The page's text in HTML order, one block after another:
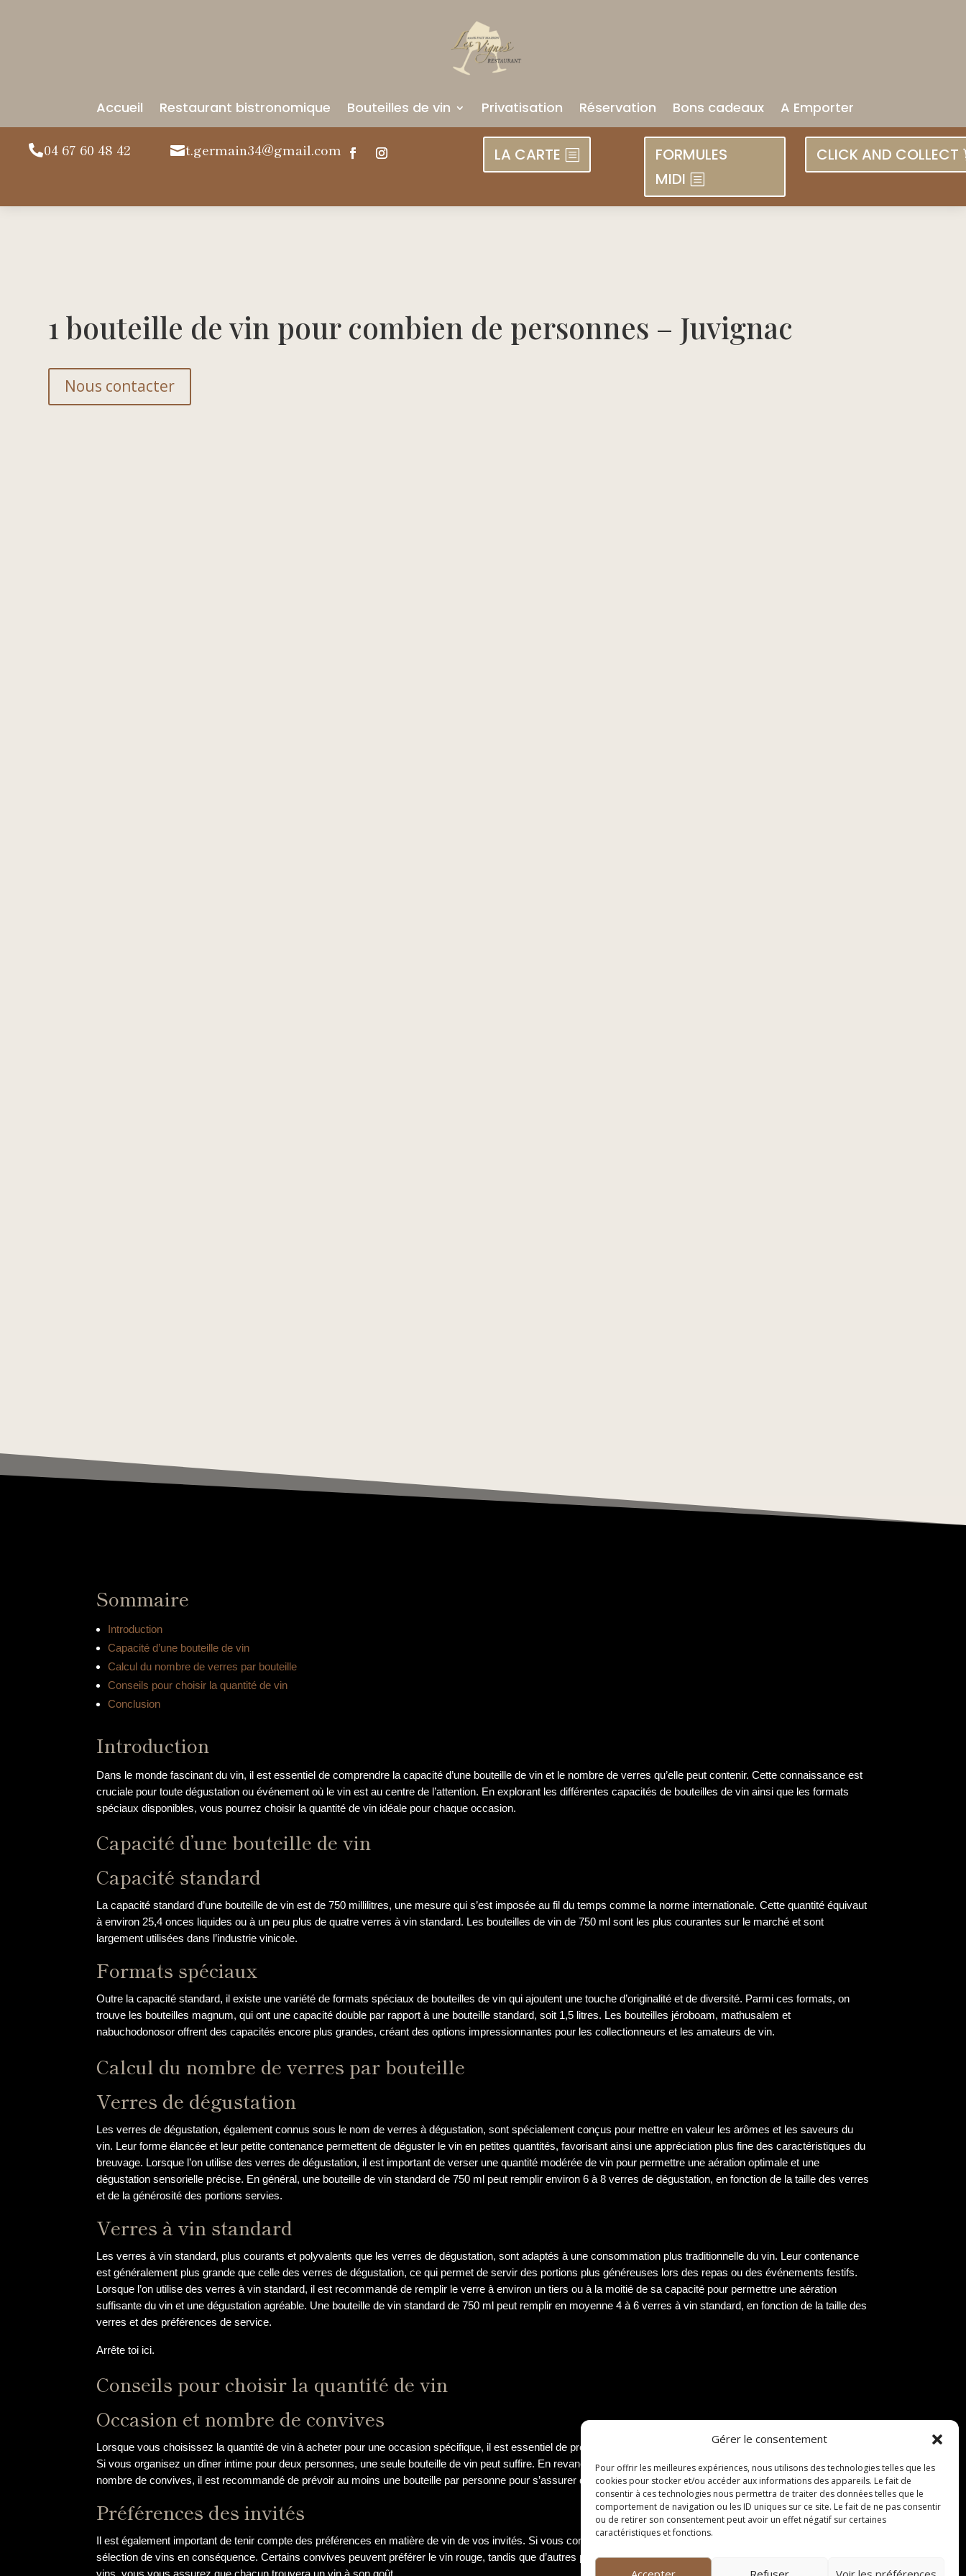
Gérer le consentement
Pour offrir les meilleures expériences, nous utilisons des technologies telles que les
cookies pour stocker et/ou accéder aux informations des appareils. Le fait de
consentir à ces technologies nous permettra de traiter des données telles que le
comportement de navigation ou les ID uniques sur ce site. Le fait de ne pas consentir
ou de retirer son consentement peut avoir un effet négatif sur certaines
caractéristiques et fonctions.
Accueil Restaurant bistronomique Bouteilles de vin Privatisation Réservation Bons cadeaux A Emporter
04 67 60 48 42 t.germain34@gmail.com LA CARTE
FORMULES
MIDI
CLICK AND COLLECT
1 bouteille de vin pour combien de personnes – Juvignac
Nous contacter
Sommaire
Introduction
Capacité d’une bouteille de vin
Calcul du nombre de verres par bouteille
Conseils pour choisir la quantité de vin
Conclusion
Introduction
Dans le monde fascinant du vin, il est essentiel de comprendre la capacité d’une bouteille de vin et le nombre de verres qu’elle peut contenir. Cette connaissance est
cruciale pour toute dégustation ou événement où le vin est au centre de l’attention. En explorant les différentes capacités de bouteilles de vin ainsi que les formats
spéciaux disponibles, vous pourrez choisir la quantité de vin idéale pour chaque occasion.
Capacité d’une bouteille de vin
Capacité standard
La capacité standard d’une bouteille de vin est de 750 millilitres, une mesure qui s’est imposée au fil du temps comme la norme internationale. Cette quantité équivaut
à environ 25,4 onces liquides ou à un peu plus de quatre verres à vin standard. Les bouteilles de vin de 750 ml sont les plus courantes sur le marché et sont
largement utilisées dans l’industrie vinicole.
Formats spéciaux
Outre la capacité standard, il existe une variété de formats spéciaux de bouteilles de vin qui ajoutent une touche d’originalité et de diversité. Parmi ces formats, on
trouve les bouteilles magnum, qui ont une capacité double par rapport à une bouteille standard, soit 1,5 litres. Les bouteilles jéroboam, mathusalem et
nabuchodonosor offrent des capacités encore plus grandes, créant des options impressionnantes pour les collectionneurs et les amateurs de vin.
Calcul du nombre de verres par bouteille
Verres de dégustation
Les verres de dégustation, également connus sous le nom de verres à dégustation, sont spécialement conçus pour mettre en valeur les arômes et les saveurs du
vin. Leur forme élancée et leur petite contenance permettent de déguster le vin en petites quantités, favorisant ainsi une appréciation plus fine des caractéristiques du
breuvage. Lorsque l’on utilise des verres de dégustation, il est important de verser une quantité modérée de vin pour permettre une aération optimale et une
dégustation sensorielle précise. En général, une bouteille de vin standard de 750 ml peut remplir environ 6 à 8 verres de dégustation, en fonction de la taille des verres
et de la générosité des portions servies.
Verres à vin standard
Les verres à vin standard, plus courants et polyvalents que les verres de dégustation, sont adaptés à une consommation plus traditionnelle du vin. Leur contenance
est généralement plus grande que celle des verres de dégustation, ce qui permet de servir des portions plus généreuses lors des repas ou des événements festifs.
Lorsque l’on utilise des verres à vin standard, il est recommandé de remplir le verre à environ un tiers ou à la moitié de sa capacité pour permettre une aération
suffisante du vin et une dégustation agréable. Une bouteille de vin standard de 750 ml peut remplir en moyenne 4 à 6 verres à vin standard, en fonction de la taille des
verres et des préférences de service.
Arrête toi ici.
Conseils pour choisir la quantité de vin
Occasion et nombre de convives
Lorsque vous choisissez la quantité de vin à acheter pour une occasion spécifique, il est essentiel de prendre en compte le nombre de convives qui seront présents.
Si vous organisez un dîner intime pour deux personnes, une seule bouteille de vin peut suffire. En revanche, pour une fête ou un événement rassemblant un grand
nombre de convives, il est recommandé de prévoir au moins une bouteille par personne pour s’assurer que chacun puisse profiter de la dégustation.
Préférences des invités
Il est également important de tenir compte des préférences en matière de vin de vos invités. Si vous connaissez les goûts de chacun, vous pourrez adapter la
sélection de vins en conséquence. Certains convives peuvent préférer le vin rouge, tandis que d’autres préfèrent le vin blanc ou rosé. En proposant une variété de